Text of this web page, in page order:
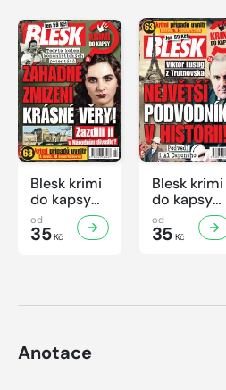
Blesk krimi
do kapsy
č.7/2026
od
35Kč
Blesk krimi
do kapsy
č.6/2026
od
35Kč
Anotace